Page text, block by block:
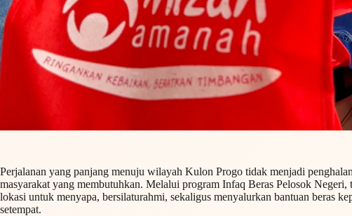
Perjalanan yang panjang menuju wilayah Kulon Progo tidak menjadi
masyarakat yang membutuhkan. Melalui program Infaq Beras Pelosok
lokasi untuk menyapa, bersilaturahmi, sekaligus menyalurkan bantuan beras
setempat.